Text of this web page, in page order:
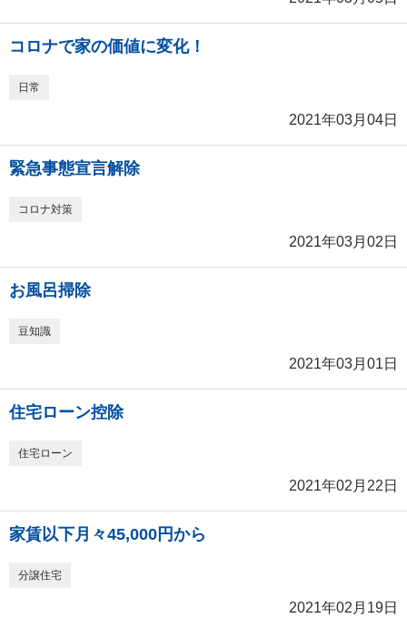
コロナで家の価値に変化！
日常
2021年03月04日
緊急事態宣言解除
コロナ対策
2021年03月02日
お風呂掃除
豆知識
2021年03月01日
住宅ローン控除
住宅ローン
2021年02月22日
家賃以下月々45,000円から
分譲住宅
2021年02月19日